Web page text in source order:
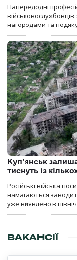
Напередодні
нагородами та
Куп’янськ
тиснуть із
Російські війська
намагаються
уже виявлено в
ВАКАНСІЇ